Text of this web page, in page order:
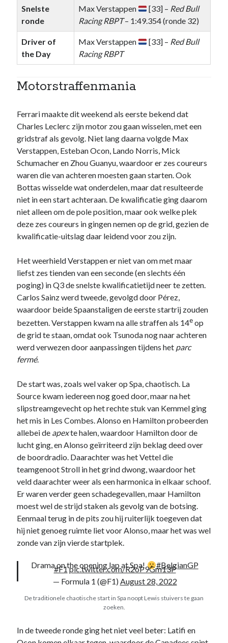
Snelste
ronde
Max Verstappen [33] – Red Bull
Racing RBPT– 1:49.354 (ronde 32)
Driver of
the Day
Max Verstappen [33] – Red Bull
Racing RBPT
Motorstraffenmania
Ferrari maakte dit weekend als eerste bekend dat
Charles Leclerc zijn motor zou gaan wisselen, met een
gridstraf als gevolg. Niet lang daarna volgde Max
Verstappen, Esteban Ocon, Lando Norris, Mick
Schumacher en Zhou Guanyu, waardoor er zes coureurs
waren die van achteren moesten gaan starten. Ook
Bottas wisselde wat onderdelen, maar dat resulteerde
niet in een start achteraan. De kwalificatie ging daarom
niet alleen om de pole position, maar ook welke plek
deze zes coureurs in gingen nemen op de grid, gezien de
kwalificatie-uitslag daar leidend voor zou zijn.
Het weerhield Verstappen er niet van om met maar
liefst zes tienden van een seconde (en slechts één
poging) in Q3 de snelste kwalificatietijd neer te zetten.
Carlos Sainz werd tweede, gevolgd door Pérez,
waardoor beide Spaanstaligen de eerste startrij zouden
bezetten. Verstappen kwam na alle straffen als 14eop
de grid te staan, omdat ook Tsunoda nog naar achteren
werd verwezen door aanpassingen tijdens het parc
fermé.
De start was, zoals wel vaker op Spa, chaotisch. La
Source kwam iedereen nog goed door, maar na het
slipstreamgevecht op het rechte stuk van Kemmel ging
het mis in Les Combes. Alonso en Hamilton probeerden
allebei de apexte halen, waardoor Hamilton door de
lucht ging, en Alonso geïrriteerd zijn beklag deed over
de boordradio. Daarachter was het Vettel die
teamgenoot Stroll in het grind dwong, waardoor het
veld daarachter weer als een harmonica in elkaar schoof.
Er waren verder geen schadegevallen, maar Hamilton
moest wel de strijd staken als gevolg van de botsing.
Eenmaal terug in de pits zou hij ruiterlijk toegeven dat
hij niet genoeg ruimte liet voor Alonso, maar het was wel
zonde van zijn vierde startplek.
Drama on the opening lap at Spa! #BelgianGP
#F1pic.twitter.com/R2oP9Gm13P
— Formula 1 (@F1) August 28, 2022
De traditionele chaotische start in Spa noopt Lewis stuivers te gaan
zoeken.
In de tweede ronde ging het niet veel beter: Latifi en
Noodzakelijk
Deze cookies
zijn
noodzakelijk
om de website
te laten
Statistieken
cookies
het gebruik
van de